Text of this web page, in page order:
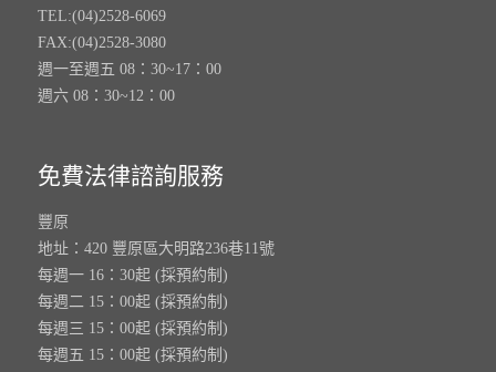
TEL:(04)2528-6069
FAX:(04)2528-3080
週一至週五 08：30~17：00
週六 08：30~12：00
免費法律諮詢服務
豐原
地址：420 豐原區大明路236巷11號
每週一 16：30起 (採預約制)
每週二 15：00起 (採預約制)
每週三 15：00起 (採預約制)
每週五 15：00起 (採預約制)